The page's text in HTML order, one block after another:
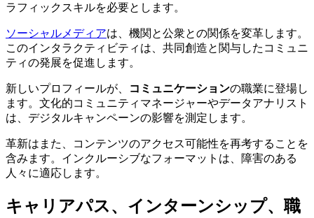
ラフィックスキルを必要とします。
ソーシャルメディアは、機関と公衆との関係を変革します。
このインタラクティビティは、共同創造と関与したコミュニ
ティの発展を促進します。
新しいプロフィールが、 コミュニケーションの職業に登場し
ます。文化的コミュニティマネージャーやデータアナリスト
は、デジタルキャンペーンの影響を測定します。
革新はまた、コンテンツのアクセス可能性を再考することを
含みます。インクルーシブなフォーマットは、障害のある
人々に適応します。
キャリアパス、インターンシップ、職